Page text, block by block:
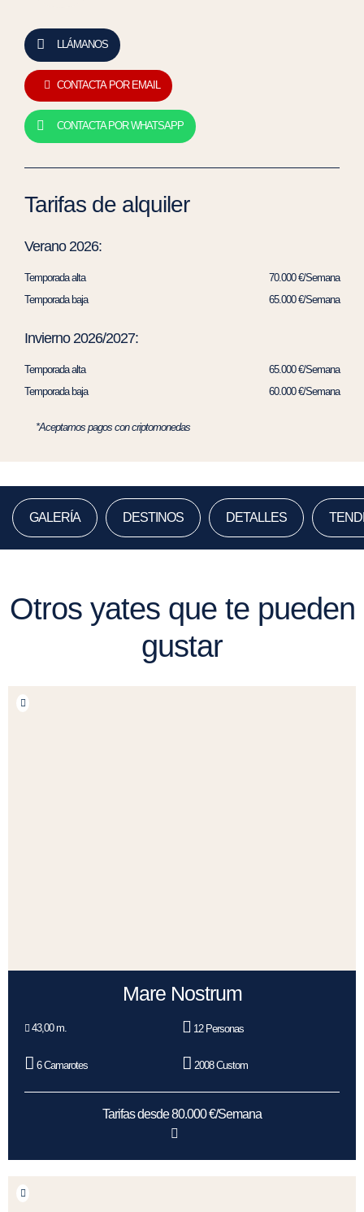
LLÁMANOS
CONTACTA POR EMAIL
CONTACTA POR WHATSAPP
Tarifas de alquiler
Verano 2026:
Temporada alta
70.000 €/Semana
Temporada baja
65.000 €/Semana
Invierno 2026/2027:
Temporada alta
65.000 €/Semana
Temporada baja
60.000 €/Semana
*Aceptamos pagos con criptomonedas
GALERÍA DESTINOS DETALLES
Otros yates que te pueden
gustar
Mare Nostrum
43,00 m. 12 Personas
6 Camarotes 2008 Custom
Tarifas desde 80.000 €/Semana